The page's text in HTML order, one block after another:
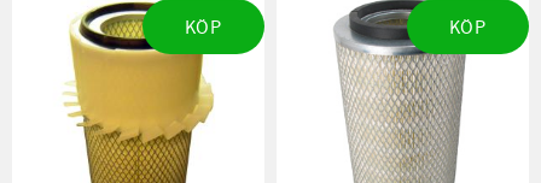
KÖP KÖP